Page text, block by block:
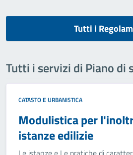
Tutti i
Tutti i servizi di Piano di
CATASTO E URBANISTICA
Modulistica per
istanze edilizie